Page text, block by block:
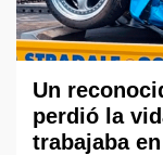
Un
perdió la
trabajaba